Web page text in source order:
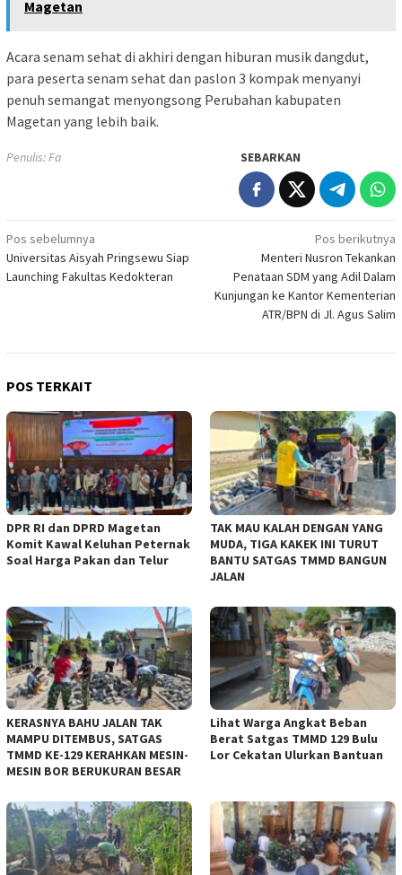
Magetan
Acara senam sehat di akhiri dengan hiburan musik dangdut,
para peserta senam sehat dan paslon 3 kompak menyanyi
penuh semangat menyongsong Perubahan kabupaten
Magetan yang lebih baik.
Penulis: Fa SEBARKAN
Navigasi
pos
Pos sebelumnya
Universitas Aisyah Pringsewu Siap
Launching Fakultas Kedokteran
Pos berikutnya
Menteri Nusron Tekankan
Penataan SDM yang Adil Dalam
Kunjungan ke Kantor Kementerian
ATR/BPN di Jl. Agus Salim
POS TERKAIT
DPR RI dan DPRD Magetan
Komit Kawal Keluhan Peternak
Soal Harga Pakan dan Telur
TAK MAU KALAH DENGAN YANG
MUDA, TIGA KAKEK INI TURUT
BANTU SATGAS TMMD BANGUN
JALAN
KERASNYA BAHU JALAN TAK
MAMPU DITEMBUS, SATGAS
TMMD KE-129 KERAHKAN MESIN-
MESIN BOR BERUKURAN BESAR
Lihat Warga Angkat Beban
Berat Satgas TMMD 129 Bulu
Lor Cekatan Ulurkan Bantuan